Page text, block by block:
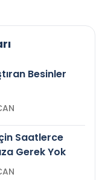
Besinler
Saatlerce
Gerek Yok